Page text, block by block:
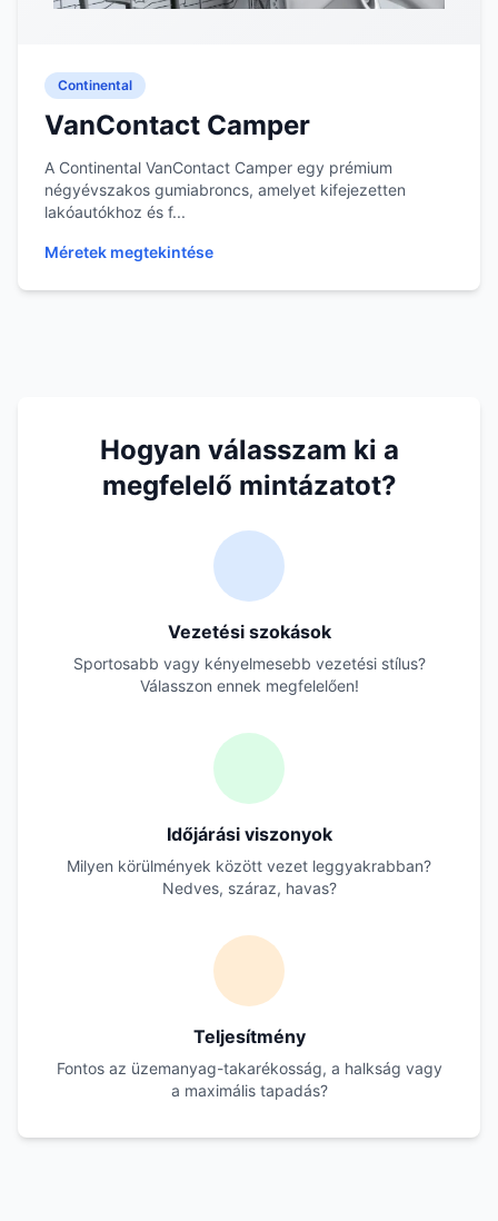
Continental
VanContact Camper
A Continental VanContact Camper egy prémium
négyévszakos gumiabroncs, amelyet kifejezetten
lakóautókhoz és f...
Méretek megtekintése
Hogyan válasszam ki a
megfelelő mintázatot?
Vezetési szokások
Sportosabb vagy kényelmesebb vezetési stílus?
Válasszon ennek megfelelően!
Időjárási viszonyok
Milyen körülmények között vezet leggyakrabban?
Nedves, száraz, havas?
Teljesítmény
Fontos az üzemanyag-takarékosság, a halkság vagy
a maximális tapadás?